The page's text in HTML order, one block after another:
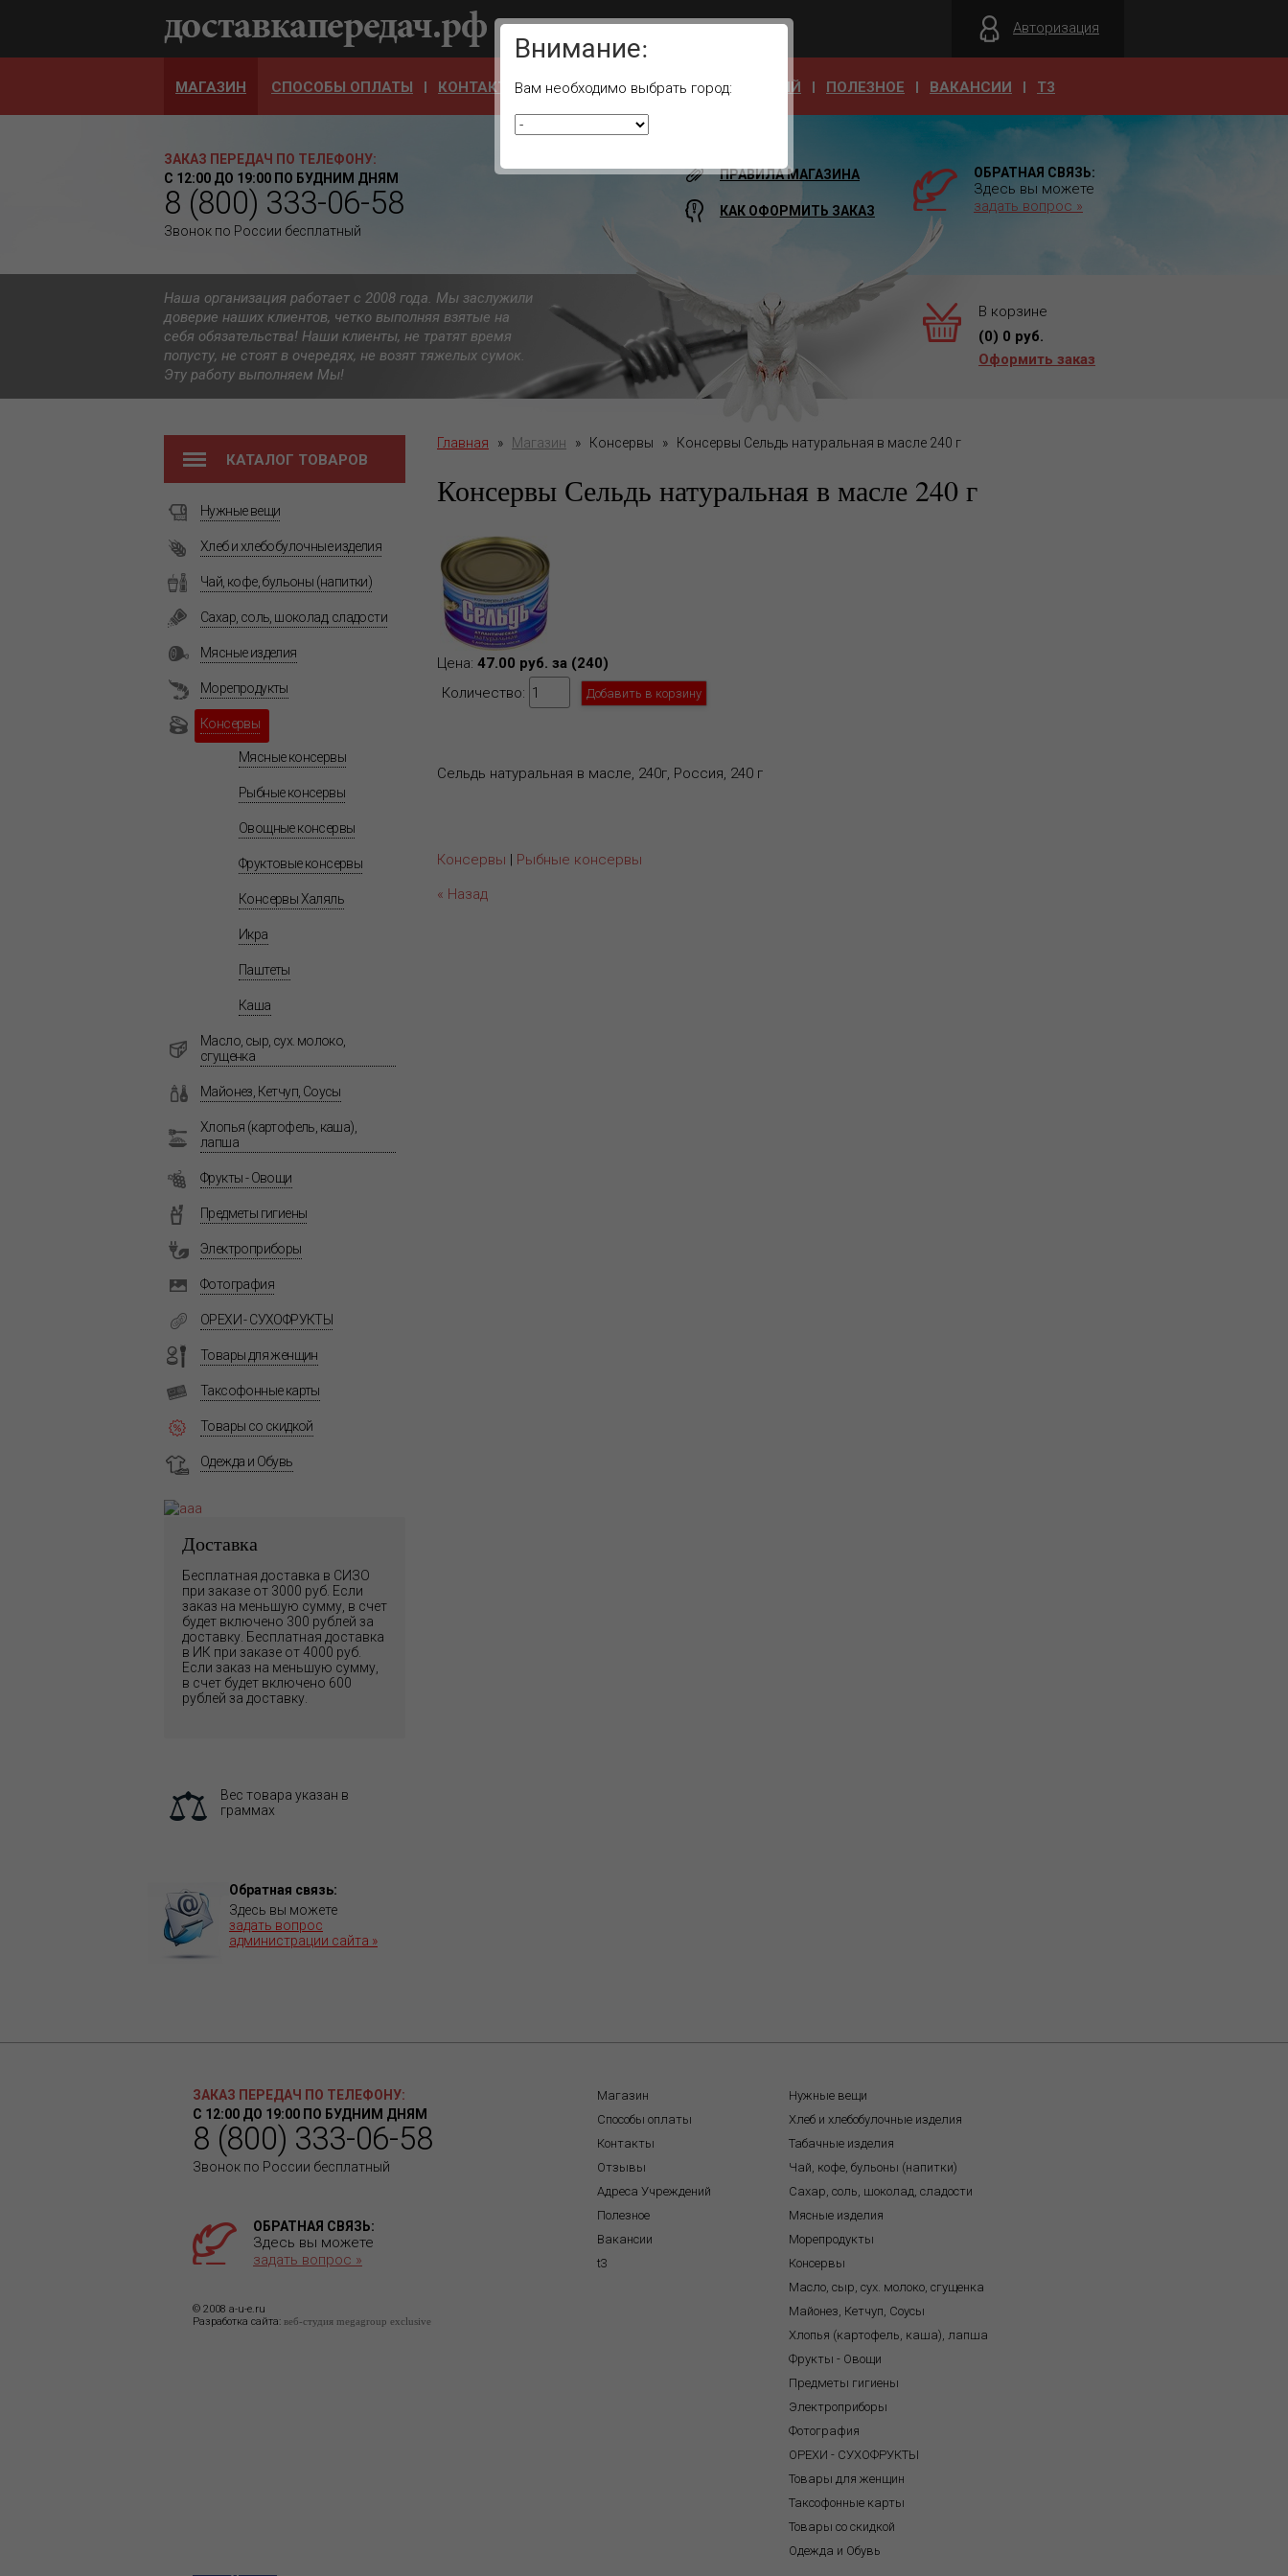
Ваш город: Авторизация
МАГАЗИН СПОСОБЫ ОПЛАТЫ КОНТАКТЫ ОТЗЫВЫ АДРЕСА УЧРЕЖДЕНИЙ ПОЛЕЗНОЕ ВАКАНСИИ T3
ЗАКАЗ ПЕРЕДАЧ ПО ТЕЛЕФОНУ:
С 12:00 ДО 19:00 ПО БУДНИМ ДНЯМ
8 (800) 333-06-58
Звонок по России бесплатный
ОБРАТНАЯ СВЯЗЬ:
Здесь вы можете
задать вопрос »
ПРАВИЛА МАГАЗИНА
КАК ОФОРМИТЬ ЗАКАЗ
Наша организация работает с 2008 года. Мы заслужили
доверие наших клиентов, четко выполняя взятые на
себя обязательства! Наши клиенты, не тратят время
попусту, не стоят в очередях, не возят тяжелых сумок.
Эту работу выполняем Мы!
В корзине
(0) 0 руб.
Оформить заказ
КАТАЛОГ ТОВАРОВ
Нужные вещи
Хлеб и хлебобулочные изделия
Чай, кофе, бульоны (напитки)
Сахар, соль, шоколад, сладости
Мясные изделия
Морепродукты
Консервы
Мясные консервы
Рыбные консервы
Овощные консервы
Фруктовые консервы
Консервы Халяль
Икра
Паштеты
Каша
Масло, сыр, сух. молоко,
сгущенка
Майонез, Кетчуп, Соусы
Хлопья (картофель, каша),
лапша
Фрукты - Овощи
Предметы гигиены
Электроприборы
Фотография
ОРЕХИ - СУХОФРУКТЫ
Товары для женщин
Таксофонные карты
Товары со скидкой
Одежда и Обувь
Доставка
Бесплатная доставка в СИЗО
при заказе от 3000 руб. Если
заказ на меньшую сумму, в счет
будет включено 300 рублей за
доставку. Бесплатная доставка
в ИК при заказе от 4000 руб.
Если заказ на меньшую сумму,
в счет будет включено 600
рублей за доставку.
Вес товара указан в
граммах
Обратная связь:
Здесь вы можете
задать вопрос
администрации сайта »
Главная » Магазин » Консервы » Консервы Сельдь натуральная в масле 240 г
Консервы Сельдь натуральная в масле 240 г
Цена: 47.00 руб. за (240)
Количество:
Сельдь натуральная в масле, 240г, Россия, 240 г
Консервы | Рыбные консервы
« Назад
ЗАКАЗ ПЕРЕДАЧ ПО ТЕЛЕФОНУ:
С 12:00 ДО 19:00 ПО БУДНИМ ДНЯМ
8 (800) 333-06-58
Звонок по России бесплатный
ОБРАТНАЯ СВЯЗЬ:
Здесь вы можете
задать вопрос »
© 2008 a-u-e.ru
Разработка сайта: веб-студия megagroup exclusive
Магазин
Способы оплаты
Контакты
Отзывы
Адреса Учреждений
Полезное
Вакансии
t3
Нужные вещи
Хлеб и хлебобулочные изделия
Табачные изделия
Чай, кофе, бульоны (напитки)
Сахар, соль, шоколад, сладости
Мясные изделия
Морепродукты
Консервы
Масло, сыр, сух. молоко, сгущенка
Майонез, Кетчуп, Соусы
Хлопья (картофель, каша), лапша
Фрукты - Овощи
Предметы гигиены
Электроприборы
Фотография
ОРЕХИ - СУХОФРУКТЫ
Товары для женщин
Таксофонные карты
Товары со скидкой
Одежда и Обувь
Внимание:
Вам необходимо выбрать город: